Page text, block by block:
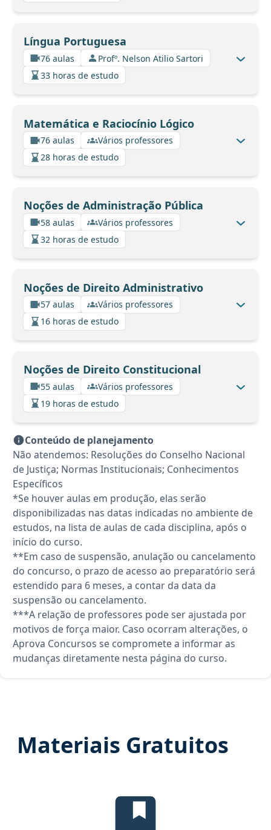
Língua Portuguesa
76 aulas
Profº. Nelson Atilio Sartori
33 horas de estudo
Matemática e Raciocínio Lógico
76 aulas
Vários professores
28 horas de estudo
Noções de Administração Pública
58 aulas
Vários professores
32 horas de estudo
Noções de Direito Administrativo
57 aulas
Vários professores
16 horas de estudo
Noções de Direito Constitucional
55 aulas
Vários professores
19 horas de estudo
Conteúdo de planejamento
Não atendemos: Resoluções do Conselho Nacional
de Justiça; Normas Institucionais; Conhecimentos
Específicos
*Se houver aulas em produção, elas serão
disponibilizadas nas datas indicadas no ambiente de
estudos, na lista de aulas de cada disciplina, após o
início do curso.
**Em caso de suspensão, anulação ou cancelamento
do concurso, o prazo de acesso ao preparatório será
estendido para 6 meses, a contar da data da
suspensão ou cancelamento.
***A relação de professores pode ser ajustada por
motivos de força maior. Caso ocorram alterações, o
Aprova Concursos se compromete a informar as
mudanças diretamente nesta página do curso.
Materiais Gratuitos
edital verticalizado, material